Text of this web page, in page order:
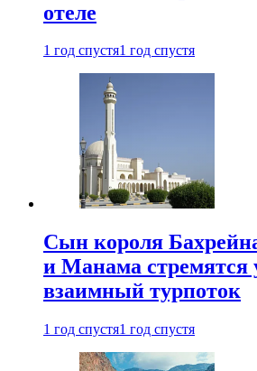
отеле
1 год спустя1 год спустя
Сын короля
и Манама стремятся
взаимный турпоток
1 год спустя1 год спустя